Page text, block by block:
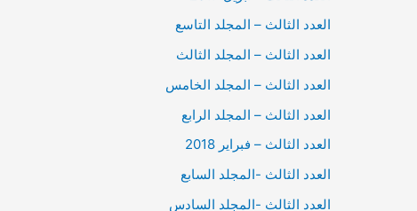
العدد الثالث – المجلد التاسع
العدد الثالث – المجلد الثالث
العدد الثالث – المجلد الخامس
العدد الثالث – المجلد الرابع
العدد الثالث – فبراير 2018
العدد الثالث -المجلد السابع
العدد الثالث -المجلد السادس